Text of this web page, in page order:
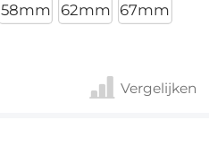
58mm 62mm 67mm
Vergelijken